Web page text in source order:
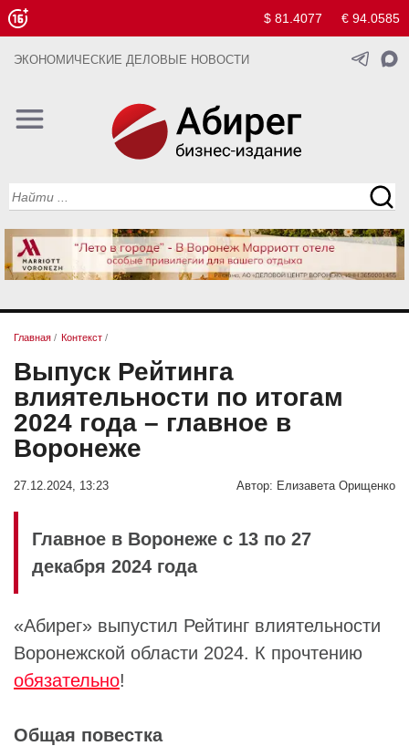
$ 81.4077 € 94.0585
ЭКОНОМИЧЕСКИЕ ДЕЛОВЫЕ НОВОСТИ
Главная / Контекст /
Выпуск Рейтинга
влиятельности по итогам
2024 года – главное в
Воронеже
27.12.2024, 13:23 Автор: Елизавета Орищенко
Главное в Воронеже с 13 по 27
декабря 2024 года
«Абирег» выпустил Рейтинг влиятельности
Воронежской области 2024. К прочтению
обязательно!
Общая повестка